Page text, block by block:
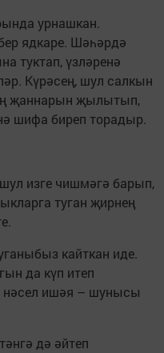
урнашкан.
ядкаре. Шәһәрдә
туктап, үзләренә
Күрәсең, шул салкын
җаннарын җылытып,
шифа биреп торадыр.
изге чишмәгә барып,
туган җирнең
кайткан иде.
да күп итеп
нәсел ишәя – шунысы
дә әйтеп